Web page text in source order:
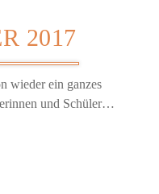
2017
wieder ein ganzes
und Schüler…